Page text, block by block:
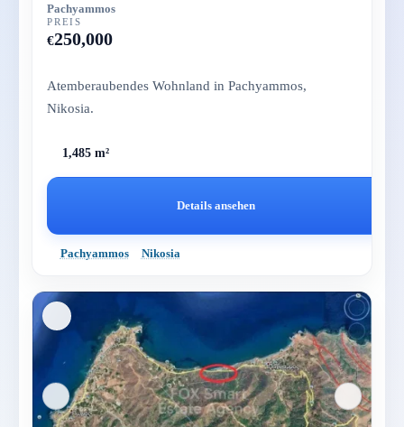
Pachyammos
PREIS
€250,000
Atemberaubendes Wohnland in Pachyammos,
Nikosia.
1,485 m²
Details ansehen
Pachyammos Nikosia